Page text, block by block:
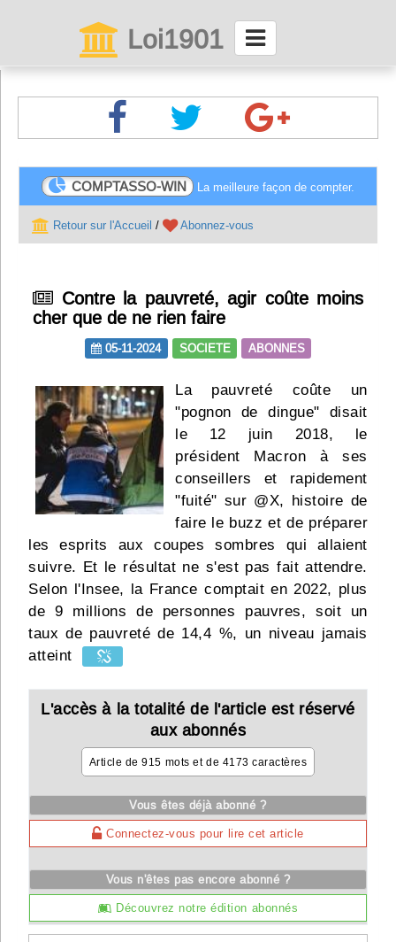
Loi1901
Abonnez-vous à LettrAsso
Menu général
Partager
Infos
Divers
Abo Lettrasso
Désabo Lettrasso
Nous contacter
COMPTASSO-WIN La meilleure façon de compter.
Retour sur l'Accueil / Abonnez-vous
Contre la pauvreté, agir coûte moins
cher que de ne rien faire
05-11-2024 SOCIETE ABONNES
La pauvreté coûte un
"pognon de dingue" disait
le 12 juin 2018, le
président Macron à ses
conseillers et rapidement
"fuité" sur @X, histoire de
faire le buzz et de préparer
les esprits aux coupes sombres qui allaient
suivre. Et le résultat ne s'est pas fait attendre.
Selon l'Insee, la France comptait en 2022, plus
de 9 millions de personnes pauvres, soit un
taux de pauvreté de 14,4 %, un niveau jamais
atteint
L'accès à la totalité de l'article est réservé
aux abonnés
Article de 915 mots et de 4173 caractères
Vous êtes déjà abonné ?
Connectez-vous pour lire cet article
Vous n'êtes pas encore abonné ?
Découvrez notre édition abonnés